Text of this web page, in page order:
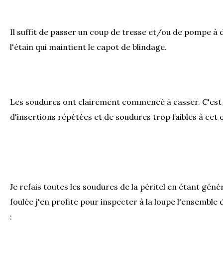
Il suffit de passer un coup de tresse et/ou de pompe
l'étain qui maintient le capot de blindage.
Les soudures ont clairement commencé à casser.
d'insertions répétées et de soudures trop faibles à cet
Je refais toutes les soudures de la péritel en étant
foulée j'en profite pour inspecter à la loupe l'ensemble
: